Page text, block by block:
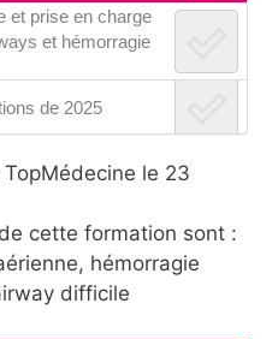
et prise en charge
et hémorragie
de 2025
le 23
cette formation sont :
hémorragie
difficile